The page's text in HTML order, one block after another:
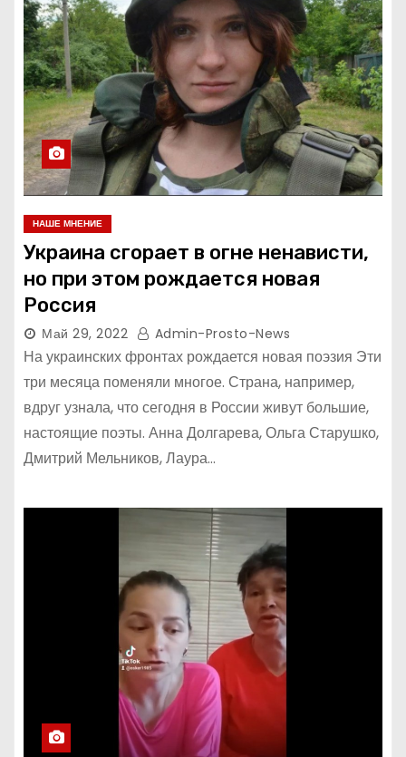
НАШЕ МНЕНИЕ
Украина сгорает в огне ненависти,
но при этом рождается новая
Россия
Май 29, 2022 Admin-Prosto-News
На украинских фронтах рождается новая поэзия Эти
три месяца поменяли многое. Страна, например,
вдруг узнала, что сегодня в России живут большие,
настоящие поэты. Анна Долгарева, Ольга Старушко,
Дмитрий Мельников, Лаура…